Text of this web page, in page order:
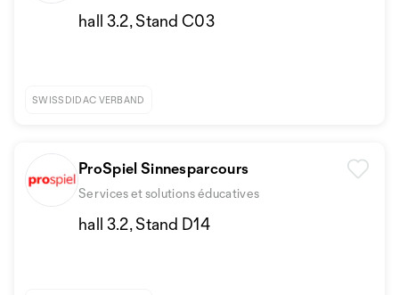
hall 3.2, Stand C03
SWISSDIDAC VERBAND
ProSpiel Sinnesparcours
Services et solutions éducatives
hall 3.2, Stand D14